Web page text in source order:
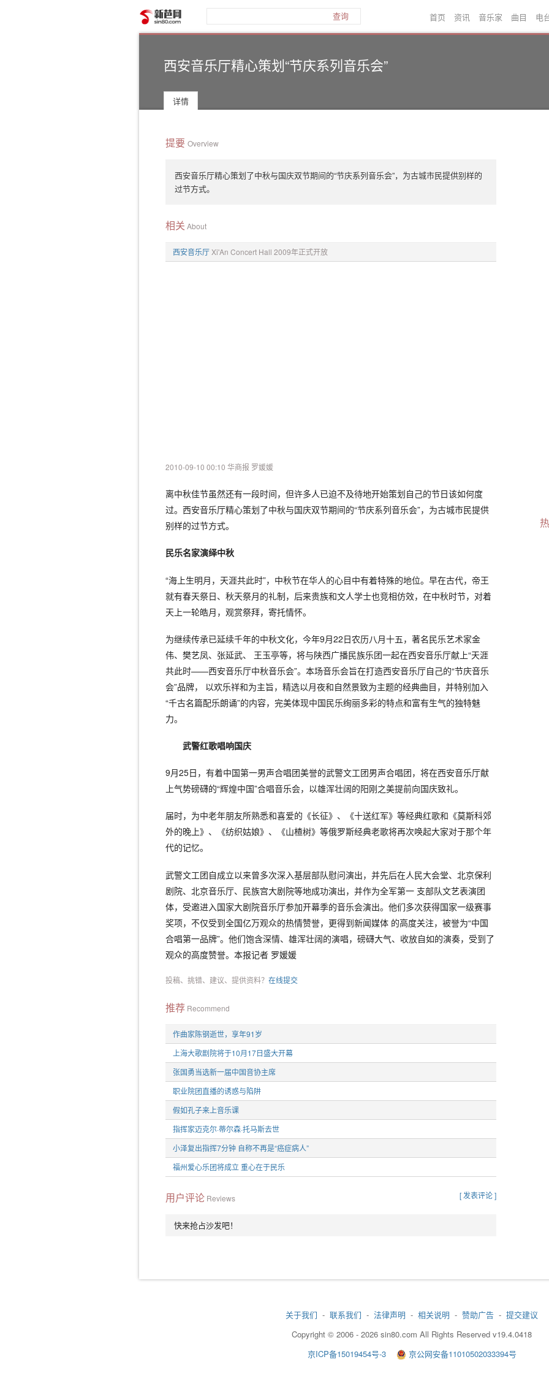
查询 首页 资讯 音乐家 曲目 电
西安音乐厅精心策划“节庆系列音乐会”
详情
提要 Overview
西安音乐厅精心策划了中秋与国庆双节期间的“节庆系列音乐会”，为古城市民提供别样的
过节方式。
相关 About
西安音乐厅 Xi'An Concert Hall 2009年正式开放
2010-09-10 00:10 华商报 罗媛媛
离中秋佳节虽然还有一段时间，但许多人已迫不及待地开始策划自己的节日该如何度
过。西安音乐厅精心策划了中秋与国庆双节期间的“节庆系列音乐会”，为古城市民提供
别样的过节方式。
民乐名家演绎中秋
“海上生明月，天涯共此时”，中秋节在华人的心目中有着特殊的地位。早在古代，帝王
就有春天祭日、秋天祭月的礼制，后来贵族和文人学士也竞相仿效，在中秋时节，对着
天上一轮皓月，观赏祭拜，寄托情怀。
为继续传承已延续千年的中秋文化，今年9月22日农历八月十五，著名民乐艺术家金
伟、樊艺凤、张延武、 王玉亭等，将与陕西广播民族乐团一起在西安音乐厅献上“天涯
共此时——西安音乐厅中秋音乐会”。本场音乐会旨在打造西安音乐厅自己的“节庆音乐
会”品牌， 以欢乐祥和为主旨，精选以月夜和自然景致为主题的经典曲目，并特别加入
“千古名篇配乐朗诵”的内容，完美体现中国民乐绚丽多彩的特点和富有生气的独特魅
力。
武警红歌唱响国庆
9月25日，有着中国第一男声合唱团美誉的武警文工团男声合唱团，将在西安音乐厅献
上气势磅礴的“辉煌中国”合唱音乐会，以雄浑壮阔的阳刚之美提前向国庆致礼。
届时，为中老年朋友所熟悉和喜爱的《长征》、《十送红军》等经典红歌和《莫斯科郊
外的晚上》、《纺织姑娘》、《山楂树》等俄罗斯经典老歌将再次唤起大家对于那个年
代的记忆。
武警文工团自成立以来曾多次深入基层部队慰问演出，并先后在人民大会堂、北京保利
剧院、北京音乐厅、民族宫大剧院等地成功演出，并作为全军第一 支部队文艺表演团
体，受邀进入国家大剧院音乐厅参加开幕季的音乐会演出。他们多次获得国家一级赛事
奖项，不仅受到全国亿万观众的热情赞誉，更得到新闻媒体 的高度关注，被誉为“中国
合唱第一品牌”。他们饱含深情、雄浑壮阔的演唱，磅礴大气、收放自如的演奏，受到了
观众的高度赞誉。本报记者 罗媛媛
投稿、挑错、建议、提供资料？ 在线提交
推荐 Recommend
作曲家陈钢逝世，享年91岁
上海大歌剧院将于10月17日盛大开幕
张国勇当选新一届中国音协主席
职业院团直播的诱惑与陷阱
假如孔子来上音乐课
指挥家迈克尔·蒂尔森·托马斯去世
小泽复出指挥7分钟 自称不再是“癌症病人”
福州爱心乐团将成立 重心在于民乐
用户评论 Reviews [ 发表评论 ]
快来抢占沙发吧！
关于我们 - 联系我们 - 法律声明 - 相关说明 - 赞助广告 - 提交建议
Copyright © 2006 - 2026 sin80.com All Rights Reserved v19.4.0418
京ICP备15019454号-3
京公网安备11010502033394号